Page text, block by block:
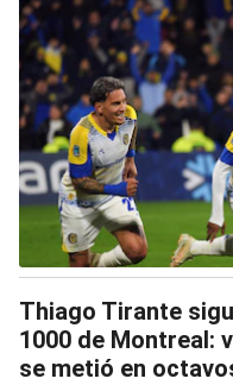
Thiago Tirante
1000 de Montreal:
se metió en